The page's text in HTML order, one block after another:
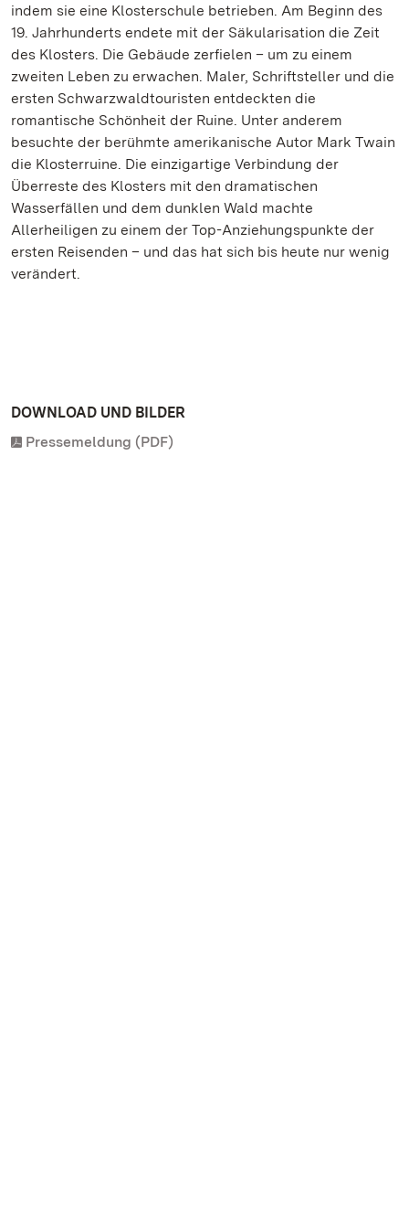
indem sie eine Klosterschule betrieben. Am Beginn des
19. Jahrhunderts endete mit der Säkularisation die Zeit
des Klosters. Die Gebäude zerfielen – um zu einem
zweiten Leben zu erwachen. Maler, Schriftsteller und die
ersten Schwarzwaldtouristen entdeckten die
romantische Schönheit der Ruine. Unter anderem
besuchte der berühmte amerikanische Autor Mark Twain
die Klosterruine. Die einzigartige Verbindung der
Überreste des Klosters mit den dramatischen
Wasserfällen und dem dunklen Wald machte
Allerheiligen zu einem der Top-Anziehungspunkte der
ersten Reisenden – und das hat sich bis heute nur wenig
verändert.
DOWNLOAD UND BILDER
Pressemeldung (PDF)